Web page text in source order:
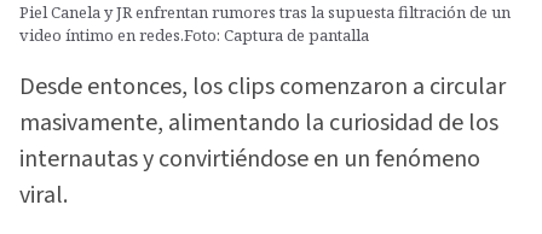
Piel Canela y JR enfrentan rumores tras la supuesta filtración de un
video íntimo en redes.Foto: Captura de pantalla
Desde entonces, los clips comenzaron a circular
masivamente, alimentando la curiosidad de los
internautas y convirtiéndose en un fenómeno
viral.